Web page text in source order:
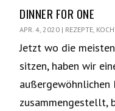
DINNER FOR ONE
APR. 4, 2020 | REZEPTE
Jetzt wo die
sitzen, haben wir
außergewöhnlichen
zusammengestellt,